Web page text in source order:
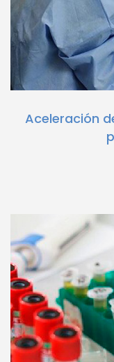
Aceleración